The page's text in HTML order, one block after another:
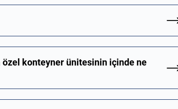
konteyner ünitesinin içinde ne